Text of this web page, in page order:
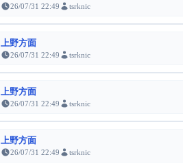
26/07/31 22:49 tsrknic
上野方面
26/07/31 22:49 tsrknic
上野方面
26/07/31 22:49 tsrknic
上野方面
26/07/31 22:49 tsrknic